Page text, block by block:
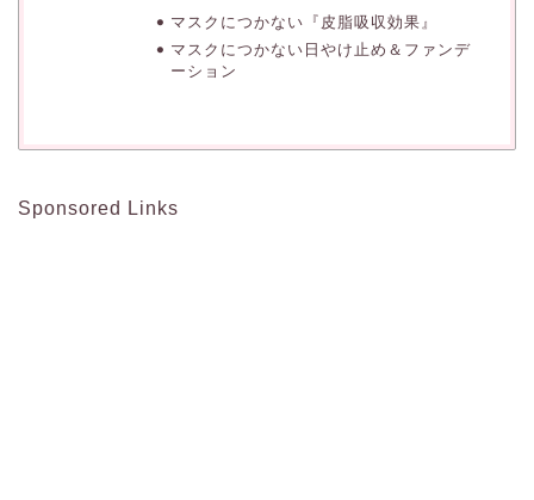
マスクにつかない『皮脂吸収効果』
マスクにつかない日やけ止め＆ファンデ
ーション
Sponsored Links